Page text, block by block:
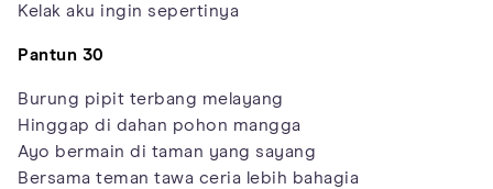
Kelak aku ingin sepertinya
Pantun 30
Burung pipit terbang melayang
Hinggap di dahan pohon mangga
Ayo bermain di taman yang sayang
Bersama teman tawa ceria lebih bahagia